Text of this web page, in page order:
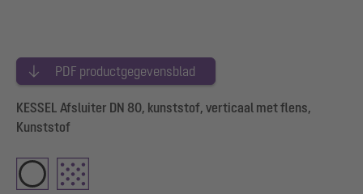
PDF productgegevensblad
KESSEL Afsluiter DN 80, kunststof, verticaal met flens,
Kunststof